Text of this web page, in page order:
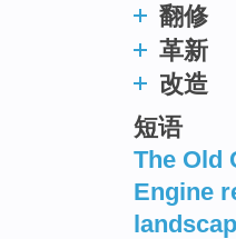
翻修
革新
改造
短语
The Old
Engine